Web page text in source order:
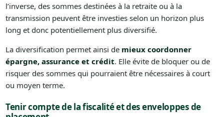
l’inverse, des sommes destinées à la retraite ou à la
transmission peuvent être investies selon un horizon plus
long et donc potentiellement plus diversifié.
La diversification permet ainsi de mieux coordonner
épargne, assurance et crédit. Elle évite de bloquer ou de
risquer des sommes qui pourraient être nécessaires à court
ou moyen terme.
Tenir compte de la fiscalité et des enveloppes de